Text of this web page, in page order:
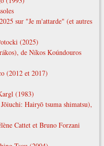
sur "Je m'attarde" (et autres
(2025)
de Níkos Koúndouros
(2012 et 2017)
(1983)
Hairyō tsuma shimatsu),
Cattet et Bruno Forzani